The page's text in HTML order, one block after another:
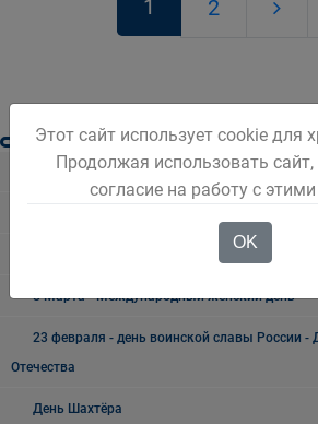
1 2
Разное
8 Марта - Международный женский день
23 февраля - день воинской славы России -
Отечества
День Шахтёра
Этот сайт использует cookie для
Продолжая использовать
согласие на работу с
OK